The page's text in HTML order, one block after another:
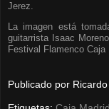
Jerez.
La imagen está
guitarrista Isaac
Festival Flamenco Caja
Publicado por